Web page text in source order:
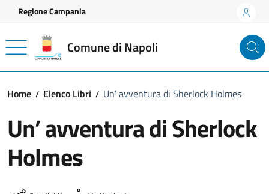
Vai ai contenuti
Vai al footer
Regione Campania
Comune di Napoli
Home Elenco Libri Un’ avventura di Sherlock Holmes
Un’ avventura di Sherlock
Holmes